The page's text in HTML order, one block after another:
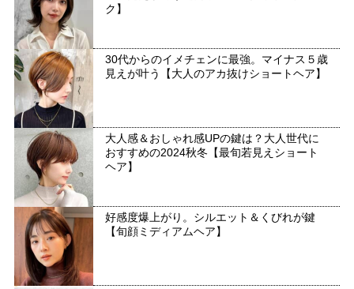
ク】
30代からのイメチェンに最強。マイナス５歳
見えが叶う【大人のアカ抜けショートヘア】
大人感＆おしゃれ感UPの鍵は？大人世代に
おすすめの2024秋冬【最旬若見えショート
ヘア】
好感度爆上がり。シルエット＆くびれが鍵
【旬顔ミディアムヘア】